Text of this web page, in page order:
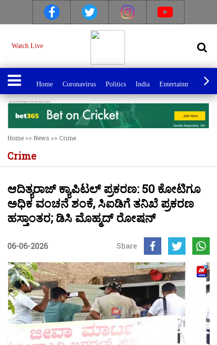
Watch Live
Home Coronavirus Politics India Entertainment
Home >> News >> Crime
Crime
ಆದಿತ್ಯರಾಜ್ ಕ್ಯಾಪಿಟಲ್ ಪ್ರಕರಣ: 50 ಕೋಟಿಗೂ
ಅಧಿಕ ವಂಚನೆ ಶಂಕೆ, ಸಿಐಡಿಗೆ ತನಿಖೆ ಪ್ರಕರಣ
ಹಸ್ತಾಂತರ; ಡಿಸಿ ಮೊಹ್ಮದ್ ರೋಷನ್
06-06-2026 Share